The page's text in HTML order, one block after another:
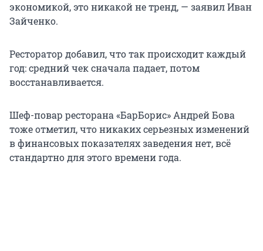
экономикой, это никакой не тренд, — заявил Иван
Зайченко.
Ресторатор добавил, что так происходит каждый
год: средний чек сначала падает, потом
восстанавливается.
Шеф-повар ресторана «БарБорис» Андрей Бова
тоже отметил, что никаких серьезных изменений
в финансовых показателях заведения нет, всё
стандартно для этого времени года.